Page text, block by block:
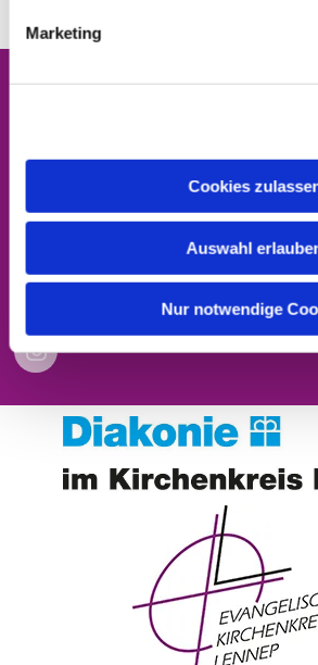
Marketing
Cookies
Auswahl
Nur notwendige
Kontakt
Impressum
Datenschutzerklärung
Barrierefreiheitserklärung